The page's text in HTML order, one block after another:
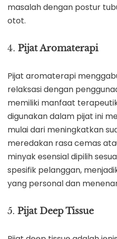
masalah dengan postur
otot.
4. Pijat Aromaterapi
Pijat aromaterapi
relaksasi dengan
memiliki manfaat
digunakan dalam pijat ini
mulai dari meningkatkan
meredakan rasa cemas
minyak esensial dipilih
spesifik pelanggan,
yang personal dan
5. Pijat Deep Tissue